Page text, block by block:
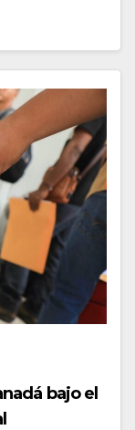
bajo el